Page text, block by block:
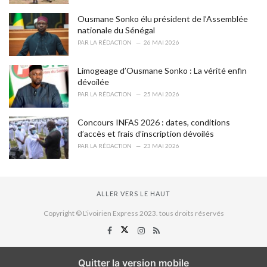
Ousmane Sonko élu président de l’Assemblée
nationale du Sénégal
PAR LA RÉDACTION 26 MAI 2026
Limogeage d’Ousmane Sonko : La vérité enfin
dévoilée
PAR LA RÉDACTION 25 MAI 2026
Concours INFAS 2026 : dates, conditions
d’accès et frais d’inscription dévoilés
PAR LA RÉDACTION 23 MAI 2026
ALLER VERS LE HAUT
Copyright © L'ivoirien Express 2023. tous droits réservés
Quitter la version mobile